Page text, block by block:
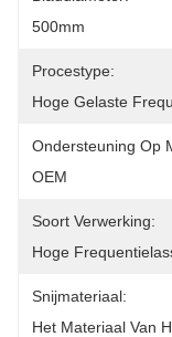
500mm
Procestype:
Hoge Gelaste
Ondersteuning Op
OEM
Soort Verwerking:
Hoge
Snijmateriaal:
Het Materiaal Van